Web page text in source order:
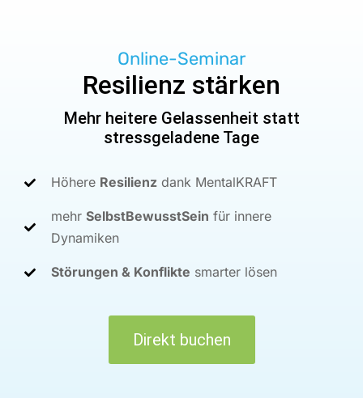
Online-Seminar
Resilienz stärken
Mehr heitere Gelassenheit statt
stressgeladene Tage
Höhere Resilienzdank MentalKRAFT
mehr SelbstBewusstSein für innere
Dynamiken
Störungen & Konflikte smarter lösen
Direkt buchen